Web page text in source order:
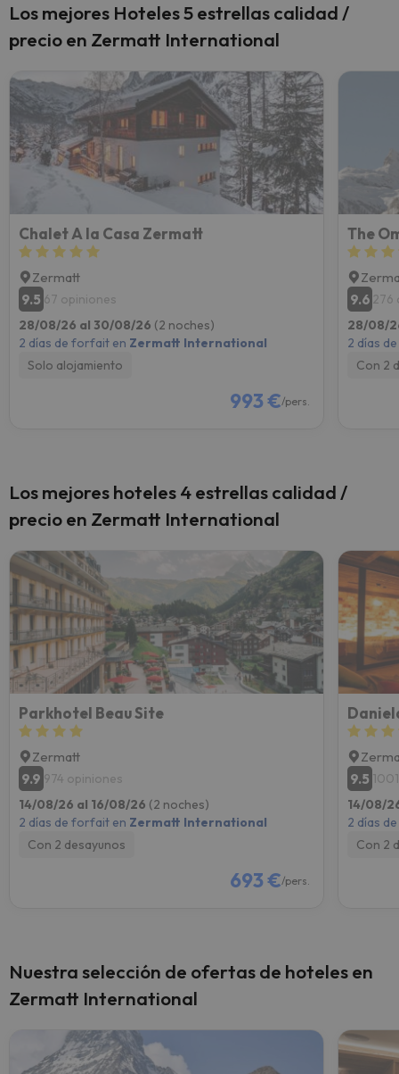
Los mejores Hoteles 5 estrellas calidad /
precio en Zermatt International
Chalet A la Casa Zermatt
Zermatt
9.5 67 opiniones
28/08/26 al 30/08/26 (2 noches)
2 días de forfait en Zermatt International
Solo alojamiento
993 €/pers.
The
9.6 276
28/08/
2 días
Con 2
Los mejores hoteles 4 estrellas calidad /
precio en Zermatt International
Parkhotel Beau Site
Zermatt
9.9 974 opiniones
14/08/26 al 16/08/26 (2 noches)
2 días de forfait en Zermatt International
Con 2 desayunos
693 €/pers.
9.5
14/08/
2 días
Con 2
Nuestra selección de ofertas de hoteles en
Zermatt International